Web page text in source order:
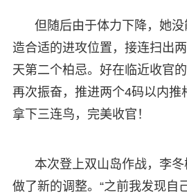
但随后由于体力下降，她没
造合适的进攻位置，接连扫出
天第二个柏忌。好在临近收官
再次振奋，推进两个4码以内推
拿下三连鸟，完美收官！
本次登上双山岛作战，李
做了新的调整。“之前我发现自